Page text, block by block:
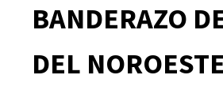
BANDERAZO
DEL